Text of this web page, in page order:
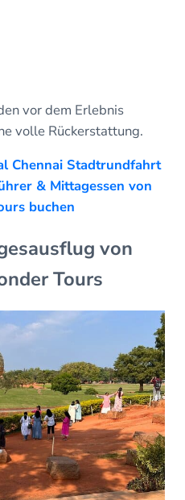
vor dem Erlebnis
volle Rückerstattung.
Chennai Stadtrundfahrt
& Mittagessen von
buchen
von
Tours